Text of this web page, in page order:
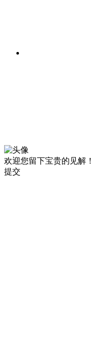
欢迎您留下宝贵的见解！
提交